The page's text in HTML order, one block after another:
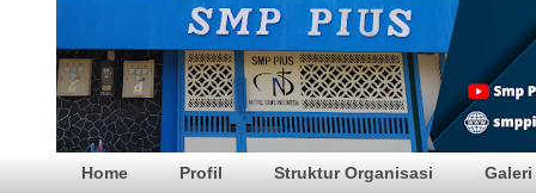
Home Profil Struktur Organisasi Galeri